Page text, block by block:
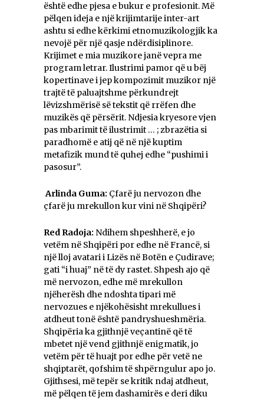
është edhe pjesa e bukur e profesionit. Më
pëlqen ideja e një krijimtarije inter-art
ashtu si edhe kërkimi etnomuzikologjik ka
nevojë për një qasje ndërdisiplinore.
Krijimet e mia muzikore janë vepra me
program letrar. Ilustrimi pamor që u bëj
kopertinave i jep kompozimit muzikor një
trajtë të paluajtshme përkundrejt
lëvizshmërisë së tekstit që rrëfen dhe
muzikës që përsërit. Ndjesia kryesore vjen
pas mbarimit të ilustrimit … ; zbrazëtia si
paradhomë e atij që në një kuptim
metafizik mund të quhej edhe “pushimi i
pasosur”.
Arlinda Guma: Çfarë ju nervozon dhe
çfarë ju mrekullon kur vini në Shqipëri?
Red Radoja: Ndihem shpeshherë, e jo
vetëm në Shqipëri por edhe në Francë, si
një lloj avatari i Lizës në Botën e Çudirave;
gati “i huaj” në të dy rastet. Shpesh ajo që
më nervozon, edhe më mrekullon
njëherësh dhe ndoshta tipari më
nervozues e njëkohësisht mrekullues i
atdheut tonë është pandryshueshmëria.
Shqipëria ka gjithnjë veçantinë që të
mbetet një vend gjithnjë enigmatik, jo
vetëm për të huajt por edhe për vetë ne
shqiptarët, qofshim të shpërngulur apo jo.
Gjithsesi, më tepër se kritik ndaj atdheut,
më pëlqen të jem dashamirës e deri diku